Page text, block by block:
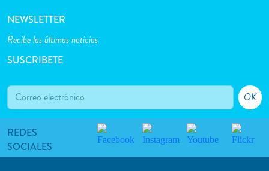
NEWSLETTER
Recibe las últimas noticias
SUSCRIBETE
OK
REDES
SOCIALES